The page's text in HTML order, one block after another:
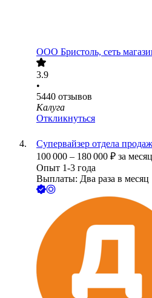
ООО Бристоль, сеть
3.9
•
5440 отзывов
Калуга
Откликнуться
Супервайзер отдела продаж
100 000 – 180 000 ₽ за
Опыт 1-3 года
Выплаты: Два раза в месяц